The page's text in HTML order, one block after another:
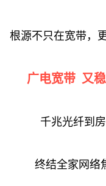
根源不只在宽带，
广电宽带 又
千兆光纤到
终结全家网络